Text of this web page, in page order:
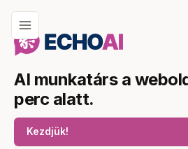
AI munkatárs a
perc alatt.
Kezdjük!